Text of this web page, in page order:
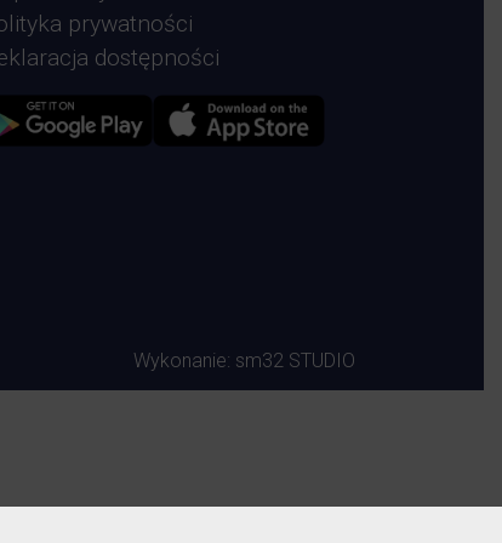
prywatności
dostępności
Wykonanie: sm32 STUDIO